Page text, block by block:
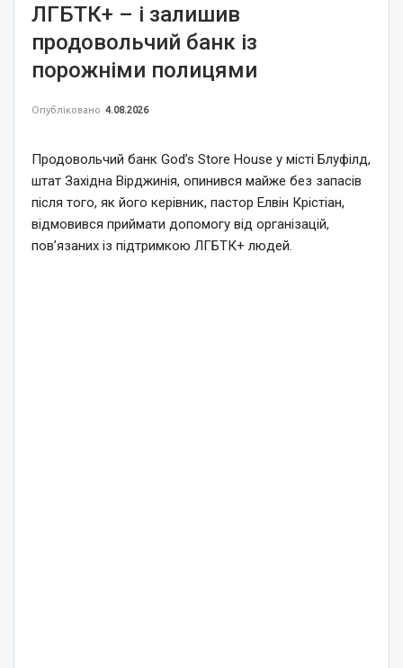
ЛГБТК+ – і залишив
продовольчий банк із
порожніми полицями
Опубліковано 4.08.2026
Продовольчий банк God’s Store House у місті Блуфілд,
штат Західна Вірджинія, опинився майже без запасів
після того, як його керівник, пастор Елвін Крістіан,
відмовився приймати допомогу від організацій,
пов’язаних із підтримкою ЛГБТК+ людей.